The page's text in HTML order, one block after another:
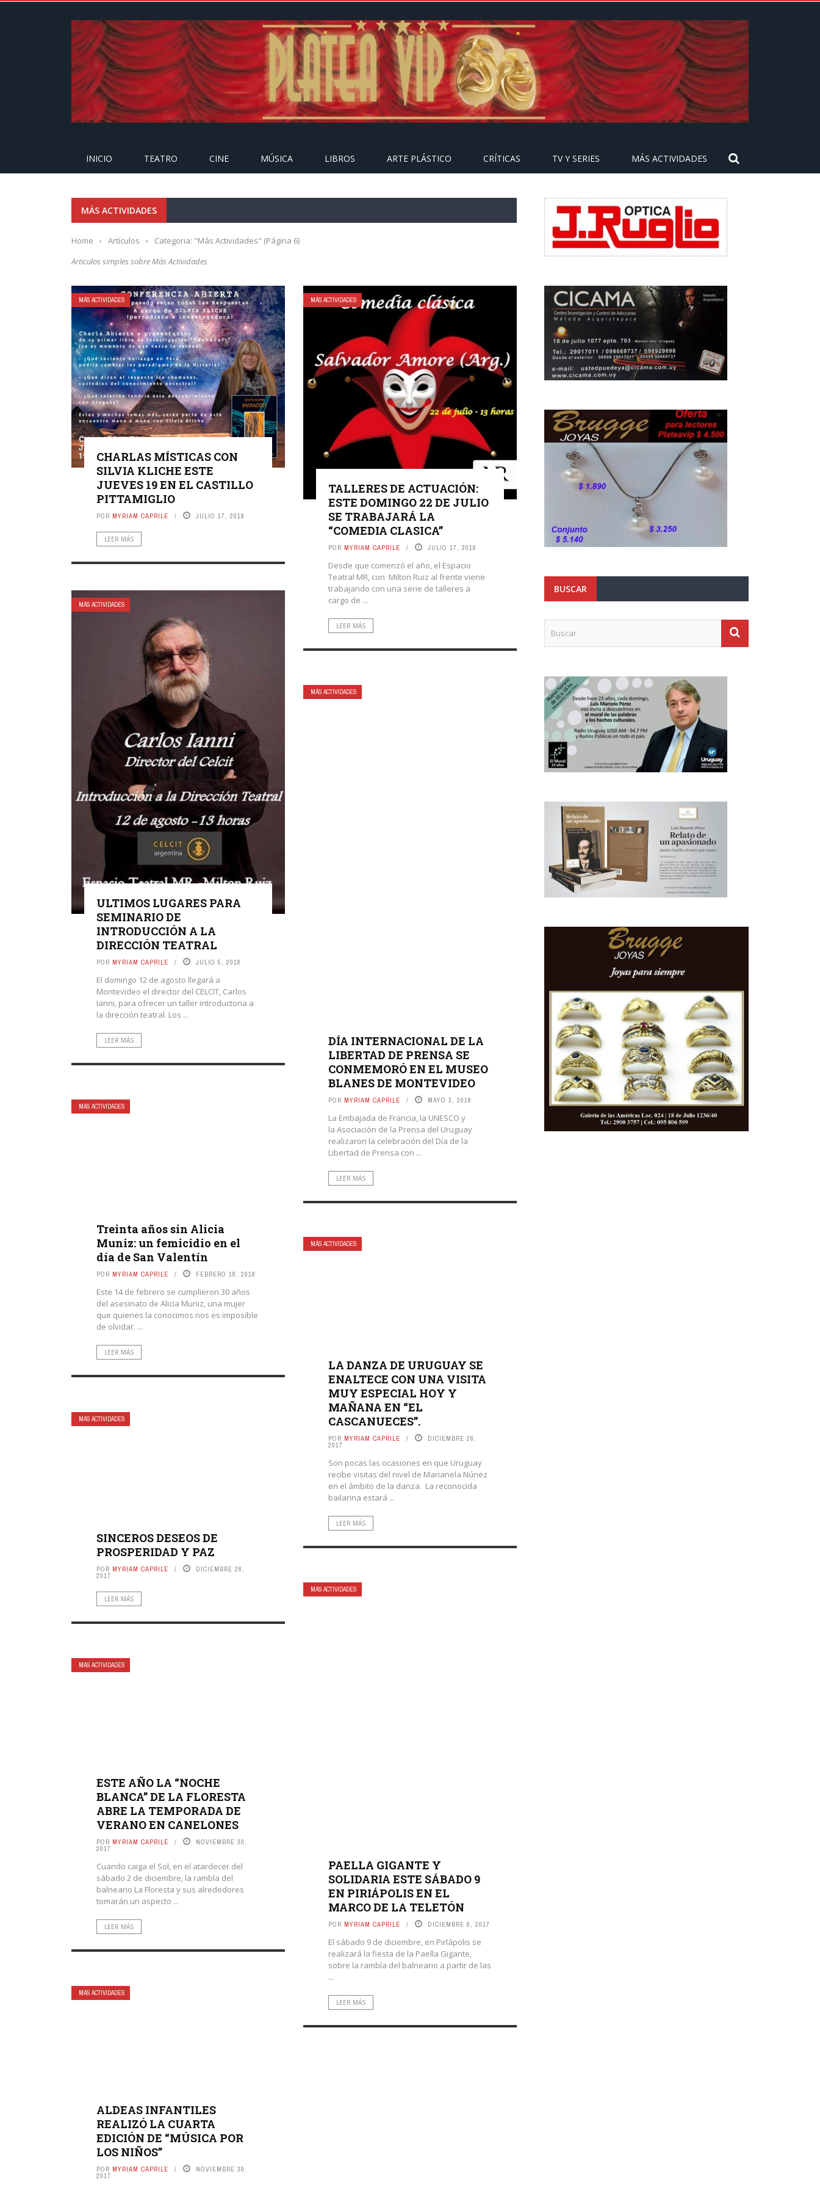
INICIO TEATRO CINE MÚSICA LIBROS ARTE PLÁSTICO CRÍTICAS TV Y SERIES MÁS ACTIVIDADES
MÁS ACTIVIDADES
Home › Artículos › Categoria: "Más Actividades" (Página 6)
Articulos simples sobre Más Actividades
MÁS ACTIVIDADES
CHARLAS MÍSTICAS CON
SILVIA KLICHE ESTE
JUEVES 19 EN EL CASTILLO
PITTAMIGLIO
POR MYRIAM CAPRILE JULIO 17, 2018
LEER MÁS
MÁS ACTIVIDADES
TALLERES DE ACTUACIÓN:
ESTE DOMINGO 22 DE JULIO
SE TRABAJARÁ LA
“COMEDIA CLASICA”
POR MYRIAM CAPRILE JULIO 17, 2018
Desde que comenzó el año, el Espacio
Teatral MR, con Milton Ruiz al frente viene
trabajando con una serie de talleres a
cargo de ...
LEER MÁS
MÁS ACTIVIDADES
ULTIMOS LUGARES PARA
SEMINARIO DE
INTRODUCCIÓN A LA
DIRECCIÓN TEATRAL
POR MYRIAM CAPRILE JULIO 5, 2018
El domingo 12 de agosto llegará a
Montevideo el director del CELCIT, Carlos
Ianni, para ofrecer un taller introductoria a
la dirección teatral. Los ...
LEER MÁS
MÁS ACTIVIDADES
DÍA INTERNACIONAL DE LA
LIBERTAD DE PRENSA SE
CONMEMORÓ EN EL MUSEO
BLANES DE MONTEVIDEO
POR MYRIAM CAPRILE MAYO 3, 2018
La Embajada de Francia, la UNESCO y
la Asociación de la Prensa del Uruguay
realizaron la celebración del Día de la
Libertad de Prensa con ...
LEER MÁS
MÁS ACTIVIDADES
Treinta años sin Alicia
Muniz: un femicidio en el
día de San Valentín
POR MYRIAM CAPRILE FEBRERO 18, 2018
Este 14 de febrero se cumplieron 30 años
del asesinato de Alicia Muniz, una mujer
que quienes la conocimos nos es imposible
de olvidar. ...
LEER MÁS
MÁS ACTIVIDADES
LA DANZA DE URUGUAY SE
ENALTECE CON UNA VISITA
MUY ESPECIAL HOY Y
MAÑANA EN “EL
CASCANUECES”.
POR MYRIAM CAPRILE DICIEMBRE 26,
2017
Son pocas las ocasiones en que Uruguay
recibe visitas del nivel de Marianela Núnez
en el ámbito de la danza. La reconocida
bailarina estará ...
LEER MÁS
MÁS ACTIVIDADES
SINCEROS DESEOS DE
PROSPERIDAD Y PAZ
POR MYRIAM CAPRILE DICIEMBRE 26,
2017
LEER MÁS
MÁS ACTIVIDADES
PAELLA GIGANTE Y
SOLIDARIA ESTE SÁBADO 9
EN PIRIÁPOLIS EN EL
MARCO DE LA TELETÓN
POR MYRIAM CAPRILE DICIEMBRE 8, 2017
El sábado 9 de diciembre, en Pirlápolis se
realizará la fiesta de la Paella Gigante,
sobre la rambla del balneario a partir de las
...
LEER MÁS
MÁS ACTIVIDADES
ESTE AÑO LA “NOCHE
BLANCA” DE LA FLORESTA
ABRE LA TEMPORADA DE
VERANO EN CANELONES
POR MYRIAM CAPRILE NOVIEMBRE 30,
2017
Cuando caiga el Sol, en el atardecer del
sábado 2 de diciembre, la rambla del
balneario La Floresta y sus alrededores
tomarán un aspecto ...
LEER MÁS
MÁS ACTIVIDADES
ALDEAS INFANTILES
REALIZÓ LA CUARTA
EDICIÓN DE “MÚSICA POR
LOS NIÑOS”
POR MYRIAM CAPRILE NOVIEMBRE 30,
2017
BUSCAR